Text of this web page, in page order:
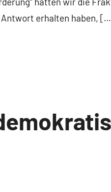
Antwort erhalten haben,